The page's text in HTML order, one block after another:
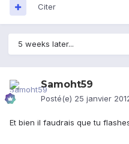
Citer
5 weeks later...
Samoht59
Posté(e) 25 janvier
Et bien il faudrais que tu